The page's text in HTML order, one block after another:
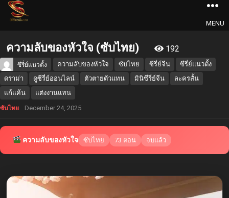
MENU
ความลับของหัวใจ (ซับไทย) 192
ซีรี่ย์แนวตั้ง ความลับของหัวใจ ซับไทย ซีรี่ย์จีน
ซีรี่ย์แนวตั้ง
ดราม่า
ดูซีรี่ย์ออนไลน์ ตัวตายตัวแทน มินิซีรี่ย์จีน
ละครสั้น
แก้แค้น
แต่งงานแทน
ซับไทย December 24, 2025
ความลับของหัวใจ ซับไทย 73 ตอน จบแล้ว